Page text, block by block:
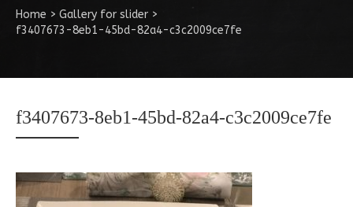
Home > Gallery for slider >
f3407673-8eb1-45bd-82a4-c3c2009ce7fe
f3407673-8eb1-45bd-82a4-c3c2009ce7fe